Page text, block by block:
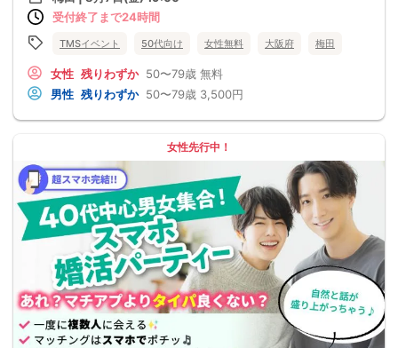
受付終了まで24時間
TMSイベント 50代向け 女性無料 大阪府 梅田
女性 残りわずか 50〜79歳 無料
男性 残りわずか 50〜79歳 3,500円
女性先行中！